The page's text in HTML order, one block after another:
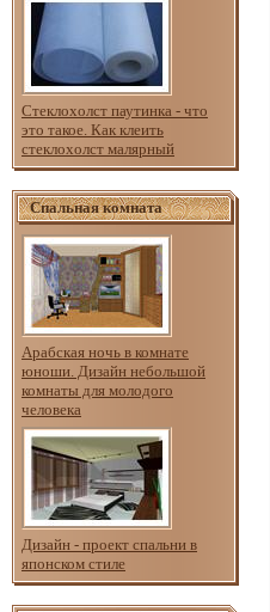
Стеклохолст паутинка - что
это такое. Как клеить
стеклохолст малярный
Спальная комната
Арабская ночь в комнате
юноши. Дизайн небольшой
комнаты для молодого
человека
Дизайн - проект спальни в
японском стиле